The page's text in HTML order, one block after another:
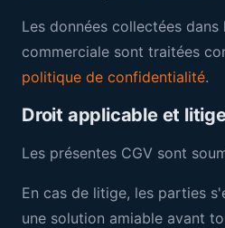
Les données collectées
commerciale sont traitées
politique de confidentialité.
Droit applicable et
Les présentes CGV sont
En cas de litige, les parties
une solution amiable avant